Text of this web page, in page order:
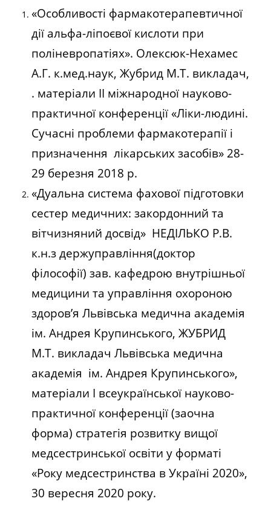
«Особливості фармакотерапевтичної
дії альфа-ліпоєвої кислоти при
поліневропатіях». Олексюк-Нехамес
А.Г. к.мед.наук, Жубрид М.Т. викладач,
. матеріали ІІ міжнародної науково-
практичної конференції «Ліки-людині.
Сучасні проблеми фармакотерапії і
призначення лікарських засобів» 28-
29 березня 2018 р.
«Дуальна система фахової підготовки
сестер медичних: закордонний та
вітчизняний досвід» НЕДІЛЬКО Р.В.
к.н.з держуправління(доктор
філософії) зав. кафедрою внутрішньої
медицини та управління охороною
здоров’я Львівська медична академія
ім. Андрея Крупинського, ЖУБРИД
М.Т. викладач Львівська медична
академія ім. Андрея Крупинського»,
матеріали І всеукраїнської науково-
практичної конференції (заочна
форма) стратегія розвитку вищої
медсестринської освіти у форматі
«Року медсестринства в Україні 2020»,
30 вересня 2020 року.